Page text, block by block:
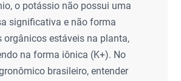
o potássio não possui uma
significativa e não forma
orgânicos estáveis na planta,
na forma iônica (K+). No
brasileiro, entender